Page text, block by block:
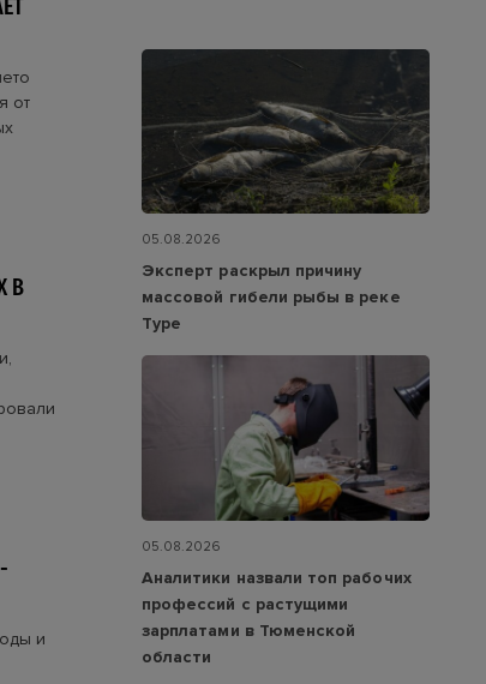
от
В
и
05.08.2026
Эксперт раскрыл причину
массовой гибели рыбы в реке
Туре
05.08.2026
Аналитики назвали топ рабочих
профессий с растущими
зарплатами в Тюменской
области